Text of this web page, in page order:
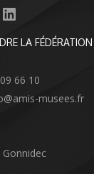
LinkedIn
LA FÉDÉRATION
66 10
musees.fr